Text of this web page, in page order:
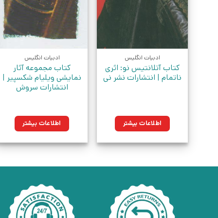
ادبیات انگلیس
کتاب آتلانتیس نو: اثری
ناتمام | انتشارات نشر نی
اطلاعات بیشتر
ادبیات انگلیس
کتاب مجموعه آثار
نمایشی ویلیام شکسپیر |
انتشارات سروش
اطلاعات بیشتر